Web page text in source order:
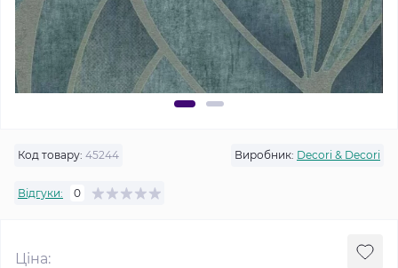
Код товару: 45244 Виробник: Decori & Decori
Відгуки: 0
Ціна: